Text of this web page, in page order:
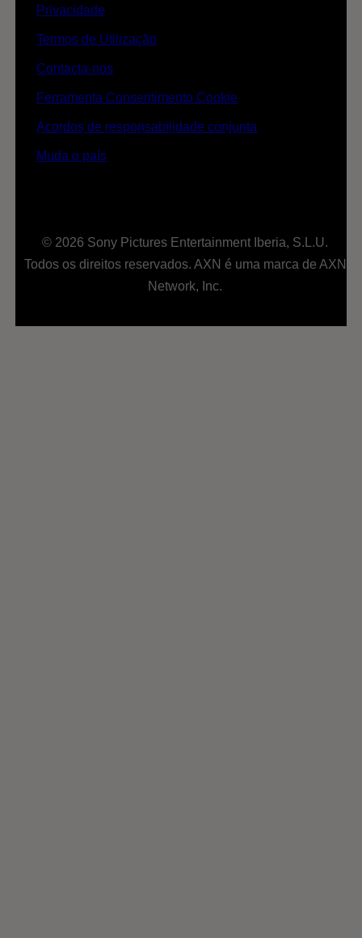
Privacidade
Termos de Utilização
Contacta-nos
Ferramenta Consentimento Cookie
Acordos de responsabilidade conjunta
Muda o país
© 2026 Sony Pictures Entertainment Iberia, S.L.U.
Todos os direitos reservados. AXN é uma marca de AXN
Network, Inc.